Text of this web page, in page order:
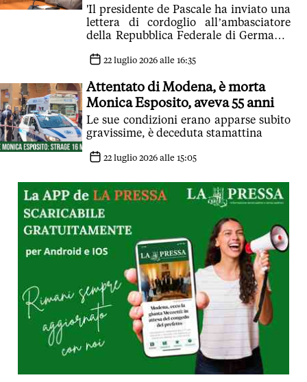
'Il presidente de Pascale ha inviato una
lettera di cordoglio all’ambasciatore
della Repubblica Federale di Germania
una nota
22 luglio 2026 alle 16:35
Attentato di Modena, è morta
Monica Esposito, aveva 55 anni
Le sue condizioni erano apparse subito
gravissime, è deceduta stamattina
22 luglio 2026 alle 15:05